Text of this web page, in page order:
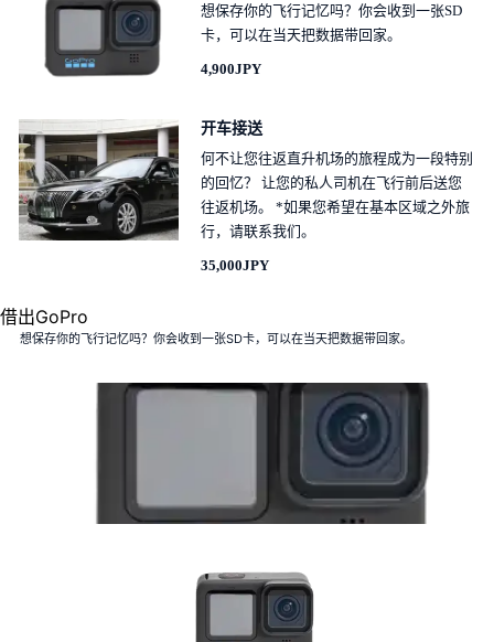
想保存你的飞行记忆吗？你会收到一张SD
卡，可以在当天把数据带回家。
4,900JPY
开车接送
何不让您往返直升机场的旅程成为一段特别
的回忆？ 让您的私人司机在飞行前后送您
往返机场。 *如果您希望在基本区域之外旅
行，请联系我们。
35,000JPY
借出GoPro
想保存你的飞行记忆吗？你会收到一张SD卡，可以在当天把数据带回家。